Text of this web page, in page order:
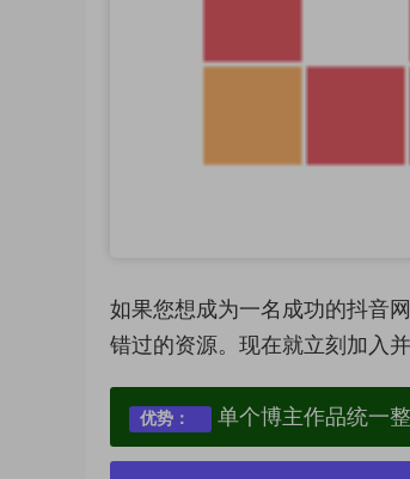
如果您想成为一名成功的抖音
错过的资源。现在就立刻加入
优势： 单个博主作品统一